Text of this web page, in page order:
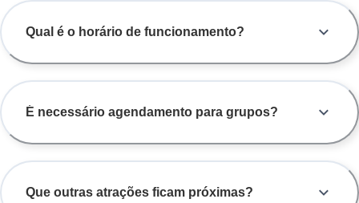
Qual é o horário de funcionamento?
É necessário agendamento para grupos?
Que outras atrações ficam próximas?